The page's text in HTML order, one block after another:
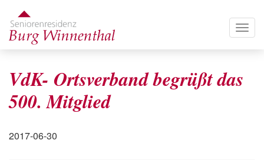
zum
Inhalt
VdK- Ortsverband begrüßt das
500. Mitglied
Veröffentlichungsdatum
2017-06-30